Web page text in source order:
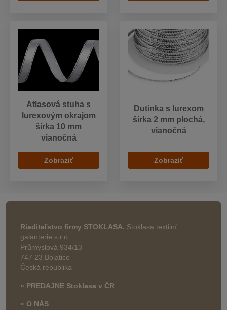
Atlasová stuha s
lurexovým okrajom
šírka 10 mm
vianočná
Zobraziť
Dutinka s lurexom
šírka 2 mm plochá,
vianočná
Zobraziť
Riaditeľstvo firmy STOKLASA. Stoklasa textilní
galanterie s.r.o.
Průmyslová 934/13
747 23 Bolatice
Česká republika
» PREDAJNE Stoklasa v ČR
» O NÁS